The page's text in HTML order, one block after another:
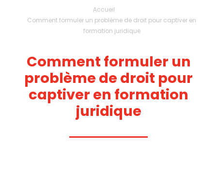
Accueil
Comment formuler un problème de droit pour captiver en
formation juridique
Comment formuler un
problème de droit pour
captiver en formation
juridique